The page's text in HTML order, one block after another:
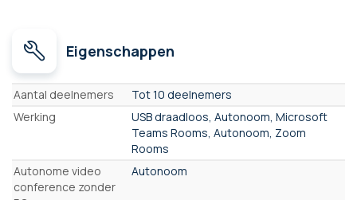
Eigenschappen
Eigenschappen
Aantal deelnemers
Tot 10 deelnemers
Werking
USB draadloos, Autonoom, Microsoft
Teams Rooms, Autonoom, Zoom
Rooms
Autonome video
conference zonder
Autonoom